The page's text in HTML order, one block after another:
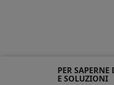
PER
E SOLUZIONI